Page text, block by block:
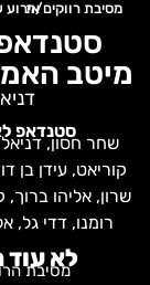
מסיבת רווקים/תאירוע
מיטב
סטנדאפ
שחר חסון,
קוריאט, עידן בן
שרון, אליהו ברוך,
רומנו, דדי גל,
לא
מסיבת